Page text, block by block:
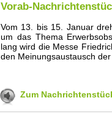
Vorab-
Vom 13. bis 15. Januar
um das Thema
lang wird die Messe
den Meinungsaustausch
Zum